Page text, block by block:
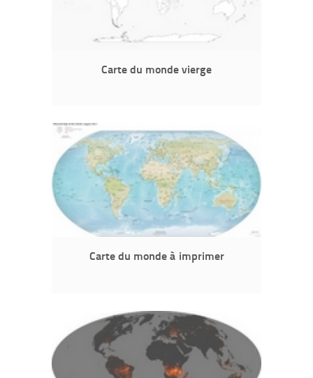
Carte du monde vierge
Carte du monde à imprimer